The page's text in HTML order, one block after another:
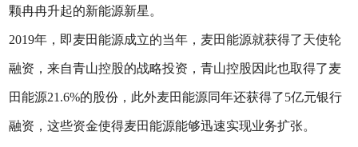
颗冉冉升起的新能源新星。
2019年，即麦田能源成立的当年，麦田能源就获得了天使轮
融资，来自青山控股的战略投资，青山控股因此也取得了麦
田能源21.6%的股份，此外麦田能源同年还获得了5亿元银行
融资，这些资金使得麦田能源能够迅速实现业务扩张。